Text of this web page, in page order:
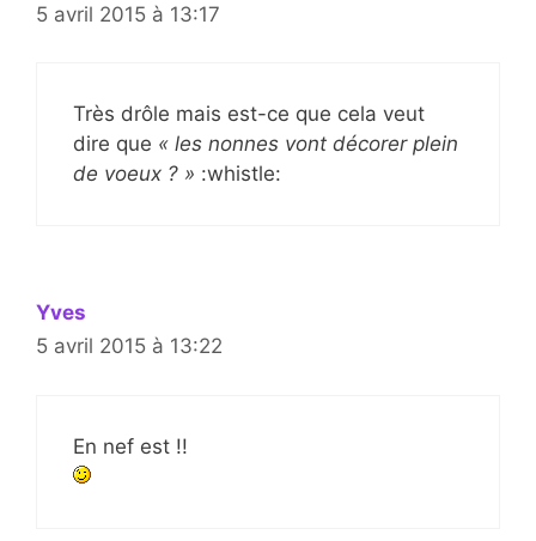
5 avril 2015 à 13:17
Très drôle mais est-ce que cela veut
dire que « les nonnes vont décorer plein
de voeux ? » :whistle:
Yves
5 avril 2015 à 13:22
En nef est !!